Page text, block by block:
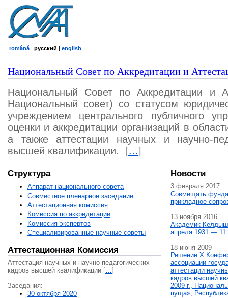
română | русский | english
Национальный Совет по Аккредитации и
Национальный Совет по Аккредитации и
Национальный совет) со статусом
учреждением центрального публичного
оценки и аккредитации организаций в
а также аттестации научных и научно-
высшей квалификации.
[…]
Структура
Аппарат национального совета
Совместное пленарное заседание
Аттестационная комисcия
Комиссия по аккредитации
Комиссия экспертов
Специализированные научные советы
Аттестационная Комиссия
Аттестация научных и научно-педагогических
кадров высшей квалификации […]
Заседания:
30 октября 2020
Новости
3 февраля 2017
Совмещать
прикладное
13 ноября 2016
Академик
апреля 1931 — 11
18 июня 2009
Решение X
ассоциации
аттестации
кадров высшей
2009 г.,
пуща»,